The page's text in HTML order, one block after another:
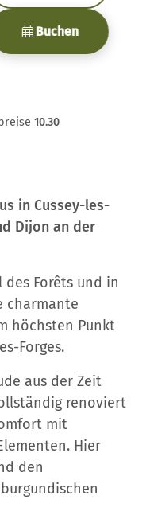
in Cussey-les-
Dijon an der
des Forêts und in
charmante
höchsten Punkt
Forges.
aus der Zeit
renoviert
mit
Hier
den
gebucht
10.30
Buchen